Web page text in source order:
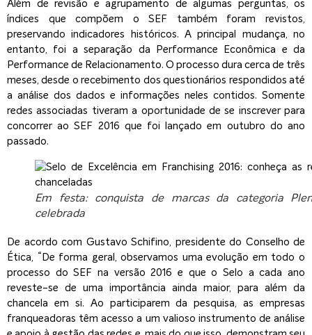
Além de revisão e agrupamento de algumas perguntas, os
índices que compõem o SEF também foram revistos,
preservando indicadores históricos. A principal mudança, no
entanto, foi a separação da Performance Econômica e da
Performance de Relacionamento. O processo dura cerca de três
meses, desde o recebimento dos questionários respondidos até
a análise dos dados e informações neles contidos. Somente
redes associadas tiveram a oportunidade de se inscrever para
concorrer ao SEF 2016 que foi lançado em outubro do ano
passado.
Em festa: conquista de marcas da categoria
celebrada
De acordo com Gustavo Schifino, presidente do Conselho de
Ética, “De forma geral, observamos uma evolução em todo o
processo do SEF na versão 2016 e que o Selo a cada ano
reveste-se de uma importância ainda maior, para além da
chancela em si. Ao participarem da pesquisa, as empresas
franqueadoras têm acesso a um valioso instrumento de análise